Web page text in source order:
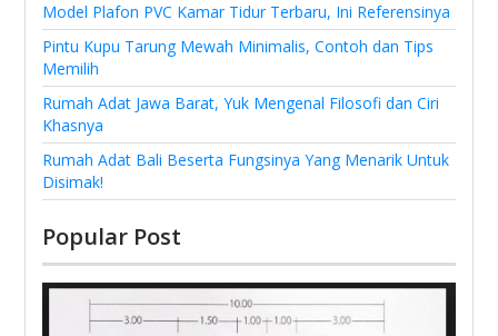
Model Plafon PVC Kamar Tidur Terbaru, Ini Referensinya
Pintu Kupu Tarung Mewah Minimalis, Contoh dan Tips
Memilih
Rumah Adat Jawa Barat, Yuk Mengenal Filosofi dan Ciri
Khasnya
Rumah Adat Bali Beserta Fungsinya Yang Menarik Untuk
Disimak!
Popular Post